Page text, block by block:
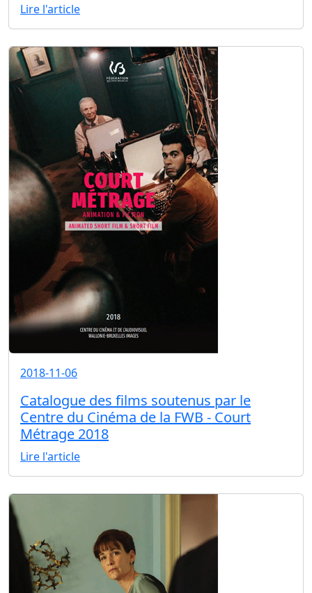
Lire l'article
2018-11-06
Catalogue des films soutenus par le
Centre du Cinéma de la FWB - Court
Métrage 2018
Lire l'article